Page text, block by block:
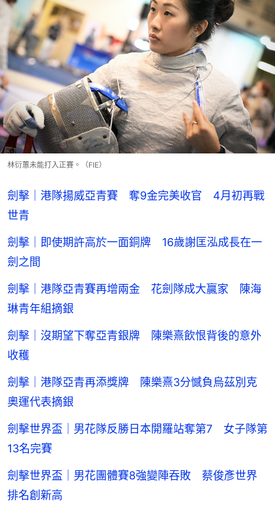
林衍蕙未能打入正賽。（FIE）
劍擊｜港隊揚威亞青賽 奪9金完美收官 4月初再戰
世青
劍擊｜即使期許高於一面銅牌 16歲謝匡泓成長在一
劍之間
劍擊｜港隊亞青賽再增兩金 花劍隊成大贏家 陳海
琳青年組摘銀
劍擊｜沒期望下奪亞青銀牌 陳樂熹飲恨背後的意外
收穫
劍擊｜港隊亞青再添獎牌 陳樂熹3分憾負烏茲別克
奧運代表摘銀
劍擊世界盃｜男花隊反勝日本開羅站奪第7 女子隊第
13名完賽
劍擊世界盃｜男花團體賽8強變陣吞敗 蔡俊彥世界
排名創新高